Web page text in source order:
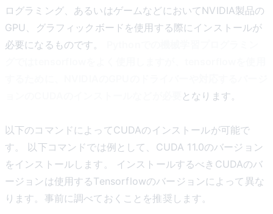
ログラミング、あるいはゲームなどにおいてNVIDIA製品の
GPU、グラフィックボードを使用する際にインストールが
必要になるものです。
となります。
以下のコマンドによってCUDAのインストールが可能で
す。 以下コマンドでは例として、CUDA 11.0のバージョン
をインストールします。 インストールするべきCUDAのバ
ージョンは使用するTensorflowのバージョンによって異な
ります。事前に調べておくことを推奨します。